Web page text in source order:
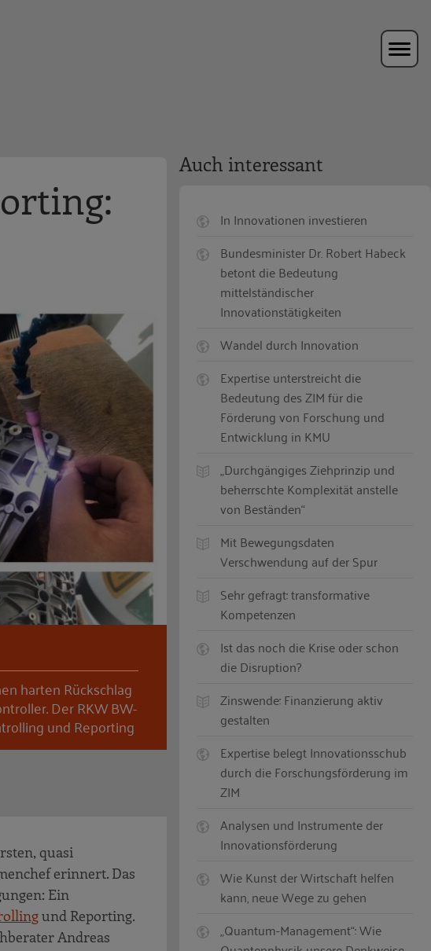
harten Rückschlag
Der RKW BW-
und Reporting
quasi
erinnert. Das
Ein
und Reporting.
Andreas
Auch interessant
In Innovationen investieren
Bundesminister Dr. Robert Habeck
betont die Bedeutung
mittelständischer
Innovationstätigkeiten
Wandel durch Innovation
Expertise unterstreicht die
Bedeutung des ZIM für die
Förderung von Forschung und
Entwicklung in KMU
„Durchgängiges Ziehprinzip und
beherrschte Komplexität anstelle
von Beständen“
Mit Bewegungsdaten
Verschwendung auf der Spur
Sehr gefragt: transformative
Kompetenzen
Ist das noch die Krise oder schon
die Disruption?
Zinswende: Finanzierung aktiv
gestalten
Expertise belegt Innovationsschub
durch die Forschungsförderung im
ZIM
Analysen und Instrumente der
Innovationsförderung
Wie Kunst der Wirtschaft helfen
kann, neue Wege zu gehen
„Quantum-Management“: Wie